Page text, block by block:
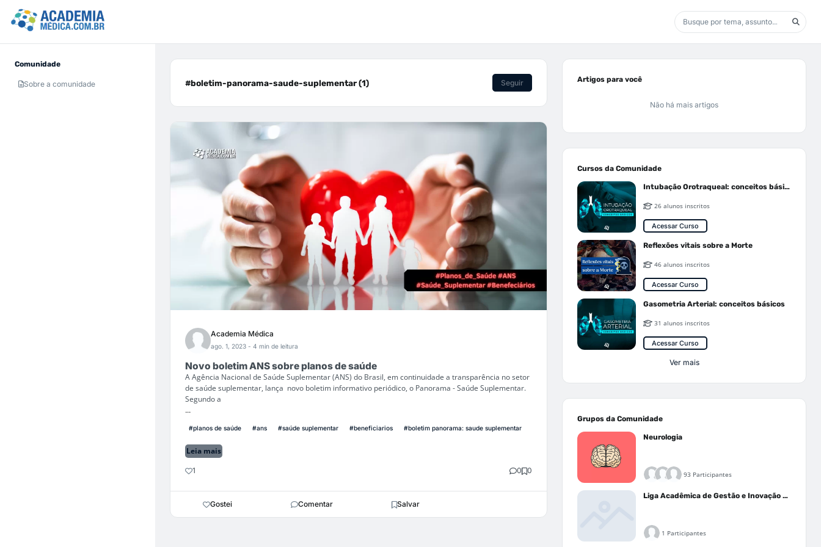
Comunidade
Sobre a comunidade #boletim-panorama-saude-suplementar (1) Seguir
Academia Médica
ago. 1, 2023 - 4 min de leitura
Novo boletim ANS sobre planos de saúde
A Agência Nacional de Saúde Suplementar (ANS) do Brasil, em continuidade a transparência no setor
de saúde suplementar, lança novo boletim informativo periódico, o Panorama - Saúde Suplementar.
Segundo a
...
#planos de saúde #ans #saúde suplementar #beneficiarios #boletim panorama: saude suplementar
Leia mais
1 0 0
Gostei Comentar Salvar
Artigos para você
Não há mais artigos
Cursos da Comunidade
Intubação Orotraqueal: conceitos básicos
26 alunos inscritos
Acessar Curso
Reflexões vitais sobre a Morte
46 alunos inscritos
Acessar Curso
Gasometria Arterial: conceitos básicos
31 alunos inscritos
Acessar Curso
Ver mais
Grupos da Comunidade
Neurologia
93 Participantes
Liga Acadêmica de Gestão e Inovação Médica - LAGIM
1 Participantes